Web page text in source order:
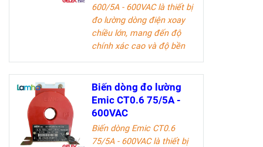
600/5A - 600VAC là thiết bị
đo lường dòng điện xoay
chiều lớn, mang đến độ
chính xác cao và độ bền
tưởng cho các kỹ sư điện
và doanh nghiệp trong
ngành công nghiệp điện.
Biến dòng đo lường
Emic CT0.6 75/5A -
600VAC
Biến dòng Emic CT0.6
75/5A - 600VAC là thiết bị